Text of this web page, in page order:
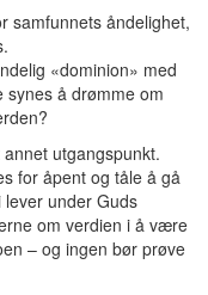
samfunnets åndelighet,
«dominion» med
synes å drømme om
utgangspunkt.
for åpent og tåle å gå
under Guds
om verdien i å være
– og ingen bør prøve